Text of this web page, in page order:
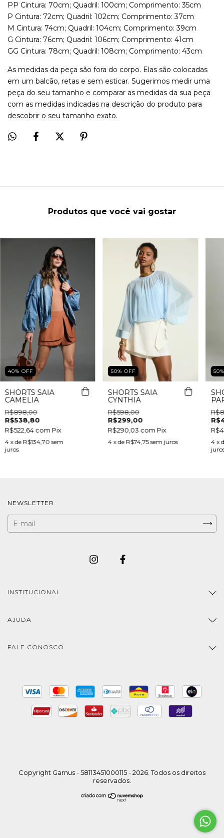
PP Cintura: 70cm; Quadril: 100cm; Comprimento: 35cm
P Cintura: 72cm; Quadril: 102cm; Comprimento: 37cm
M Cintura: 74cm; Quadril: 104cm; Comprimento: 39cm
G Cintura: 76cm; Quadril: 106cm; Comprimento: 41cm
GG Cintura: 78cm; Quadril: 108cm; Comprimento: 43cm
As medidas da peça são fora do corpo. Elas são colocadas
em um balcão, retas e sem esticar. Sugerimos medir uma
peça do seu tamanho e comparar as medidas da sua peça
com as medidas indicadas na descrição do produto para
descobrir o seu tamanho exato.
Produtos que você vai gostar
40% OFF
SHORTS SAIA
CAMELIA
R$898,00
R$538,80
R$522,64com Pix
4 x de R$134,70 sem
juros
50% OFF
SHORTS SAIA
CYNTHIA
R$598,00
R$299,00
R$290,03 com Pix
4 x de R$74,75 sem juros
50
4 x
NEWSLETTER
INSTITUCIONAL
AJUDA
FALE CONOSCO
Copyright Garnus - 58113451000115 - 2026. Todos os direitos
reservados.